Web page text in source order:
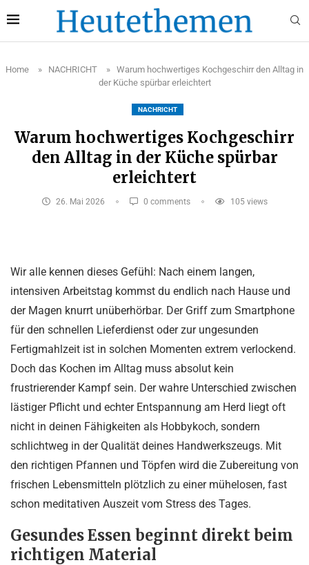
Home » NACHRICHT » Warum hochwertiges Kochgeschirr den Alltag in
der Küche spürbar erleichtert
NACHRICHT
Warum hochwertiges Kochgeschirr
den Alltag in der Küche spürbar
erleichtert
26. Mai 2026 0 comments 105 views
Wir alle kennen dieses Gefühl: Nach einem langen,
intensiven Arbeitstag kommst du endlich nach Hause und
der Magen knurrt unüberhörbar. Der Griff zum Smartphone
für den schnellen Lieferdienst oder zur ungesunden
Fertigmahlzeit ist in solchen Momenten extrem verlockend.
Doch das Kochen im Alltag muss absolut kein
frustrierender Kampf sein. Der wahre Unterschied zwischen
lästiger Pflicht und echter Entspannung am Herd liegt oft
nicht in deinen Fähigkeiten als Hobbykoch, sondern
schlichtweg in der Qualität deines Handwerkszeugs. Mit
den richtigen Pfannen und Töpfen wird die Zubereitung von
frischen Lebensmitteln plötzlich zu einer mühelosen, fast
schon meditativen Auszeit vom Stress des Tages.
Gesundes Essen beginnt direkt beim
richtigen Material